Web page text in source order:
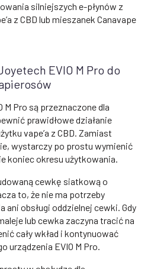
silniejszych e-płynów z
z CBD lub mieszanek Canavape
EVIO M Pro do
M Pro są przeznaczone dla
prawidłowe działanie
vape’a z CBD. Zamiast
wystarczy po prostu wymienić
koniec okresu użytkowania.
cewkę siatkową o
to, że nie ma potrzeby
obsługi oddzielnej cewki. Gdy
lub cewka zaczyna tracić na
cały wkład i kontynuować
urządzenia EVIO M Pro.